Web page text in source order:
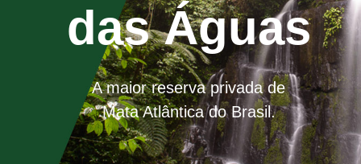
das Águas
A maior reserva privada de
Mata Atlântica do Brasil.